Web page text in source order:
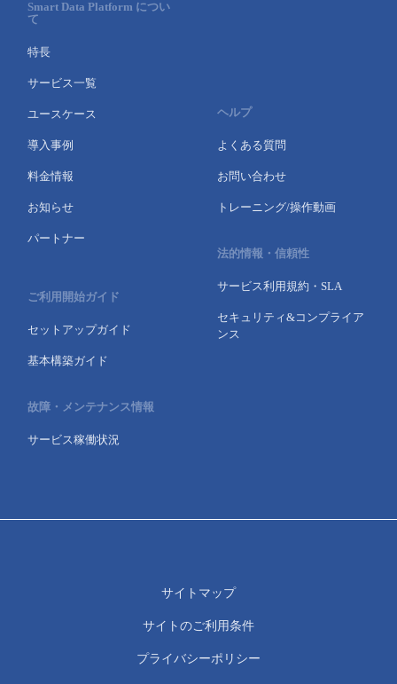
Smart Data Platform につい
て
特長
サービス一覧
ユースケース
導入事例
料金情報
お知らせ
パートナー
ご利用開始ガイド
セットアップガイド
基本構築ガイド
故障・メンテナンス情報
サービス稼働状況
ヘルプ
よくある質問
お問い合わせ
トレーニング/操作動画
法的情報・信頼性
サービス利用規約・SLA
セキュリティ&コンプライア
ンス
サイトマップ
サイトのご利用条件
プライバシーポリシー